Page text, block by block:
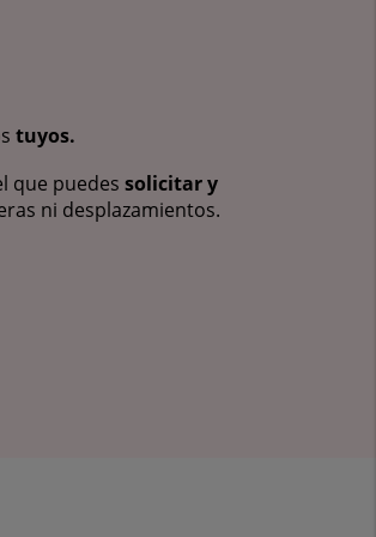
tuyos.
que puedes solicitar y
ni desplazamientos.